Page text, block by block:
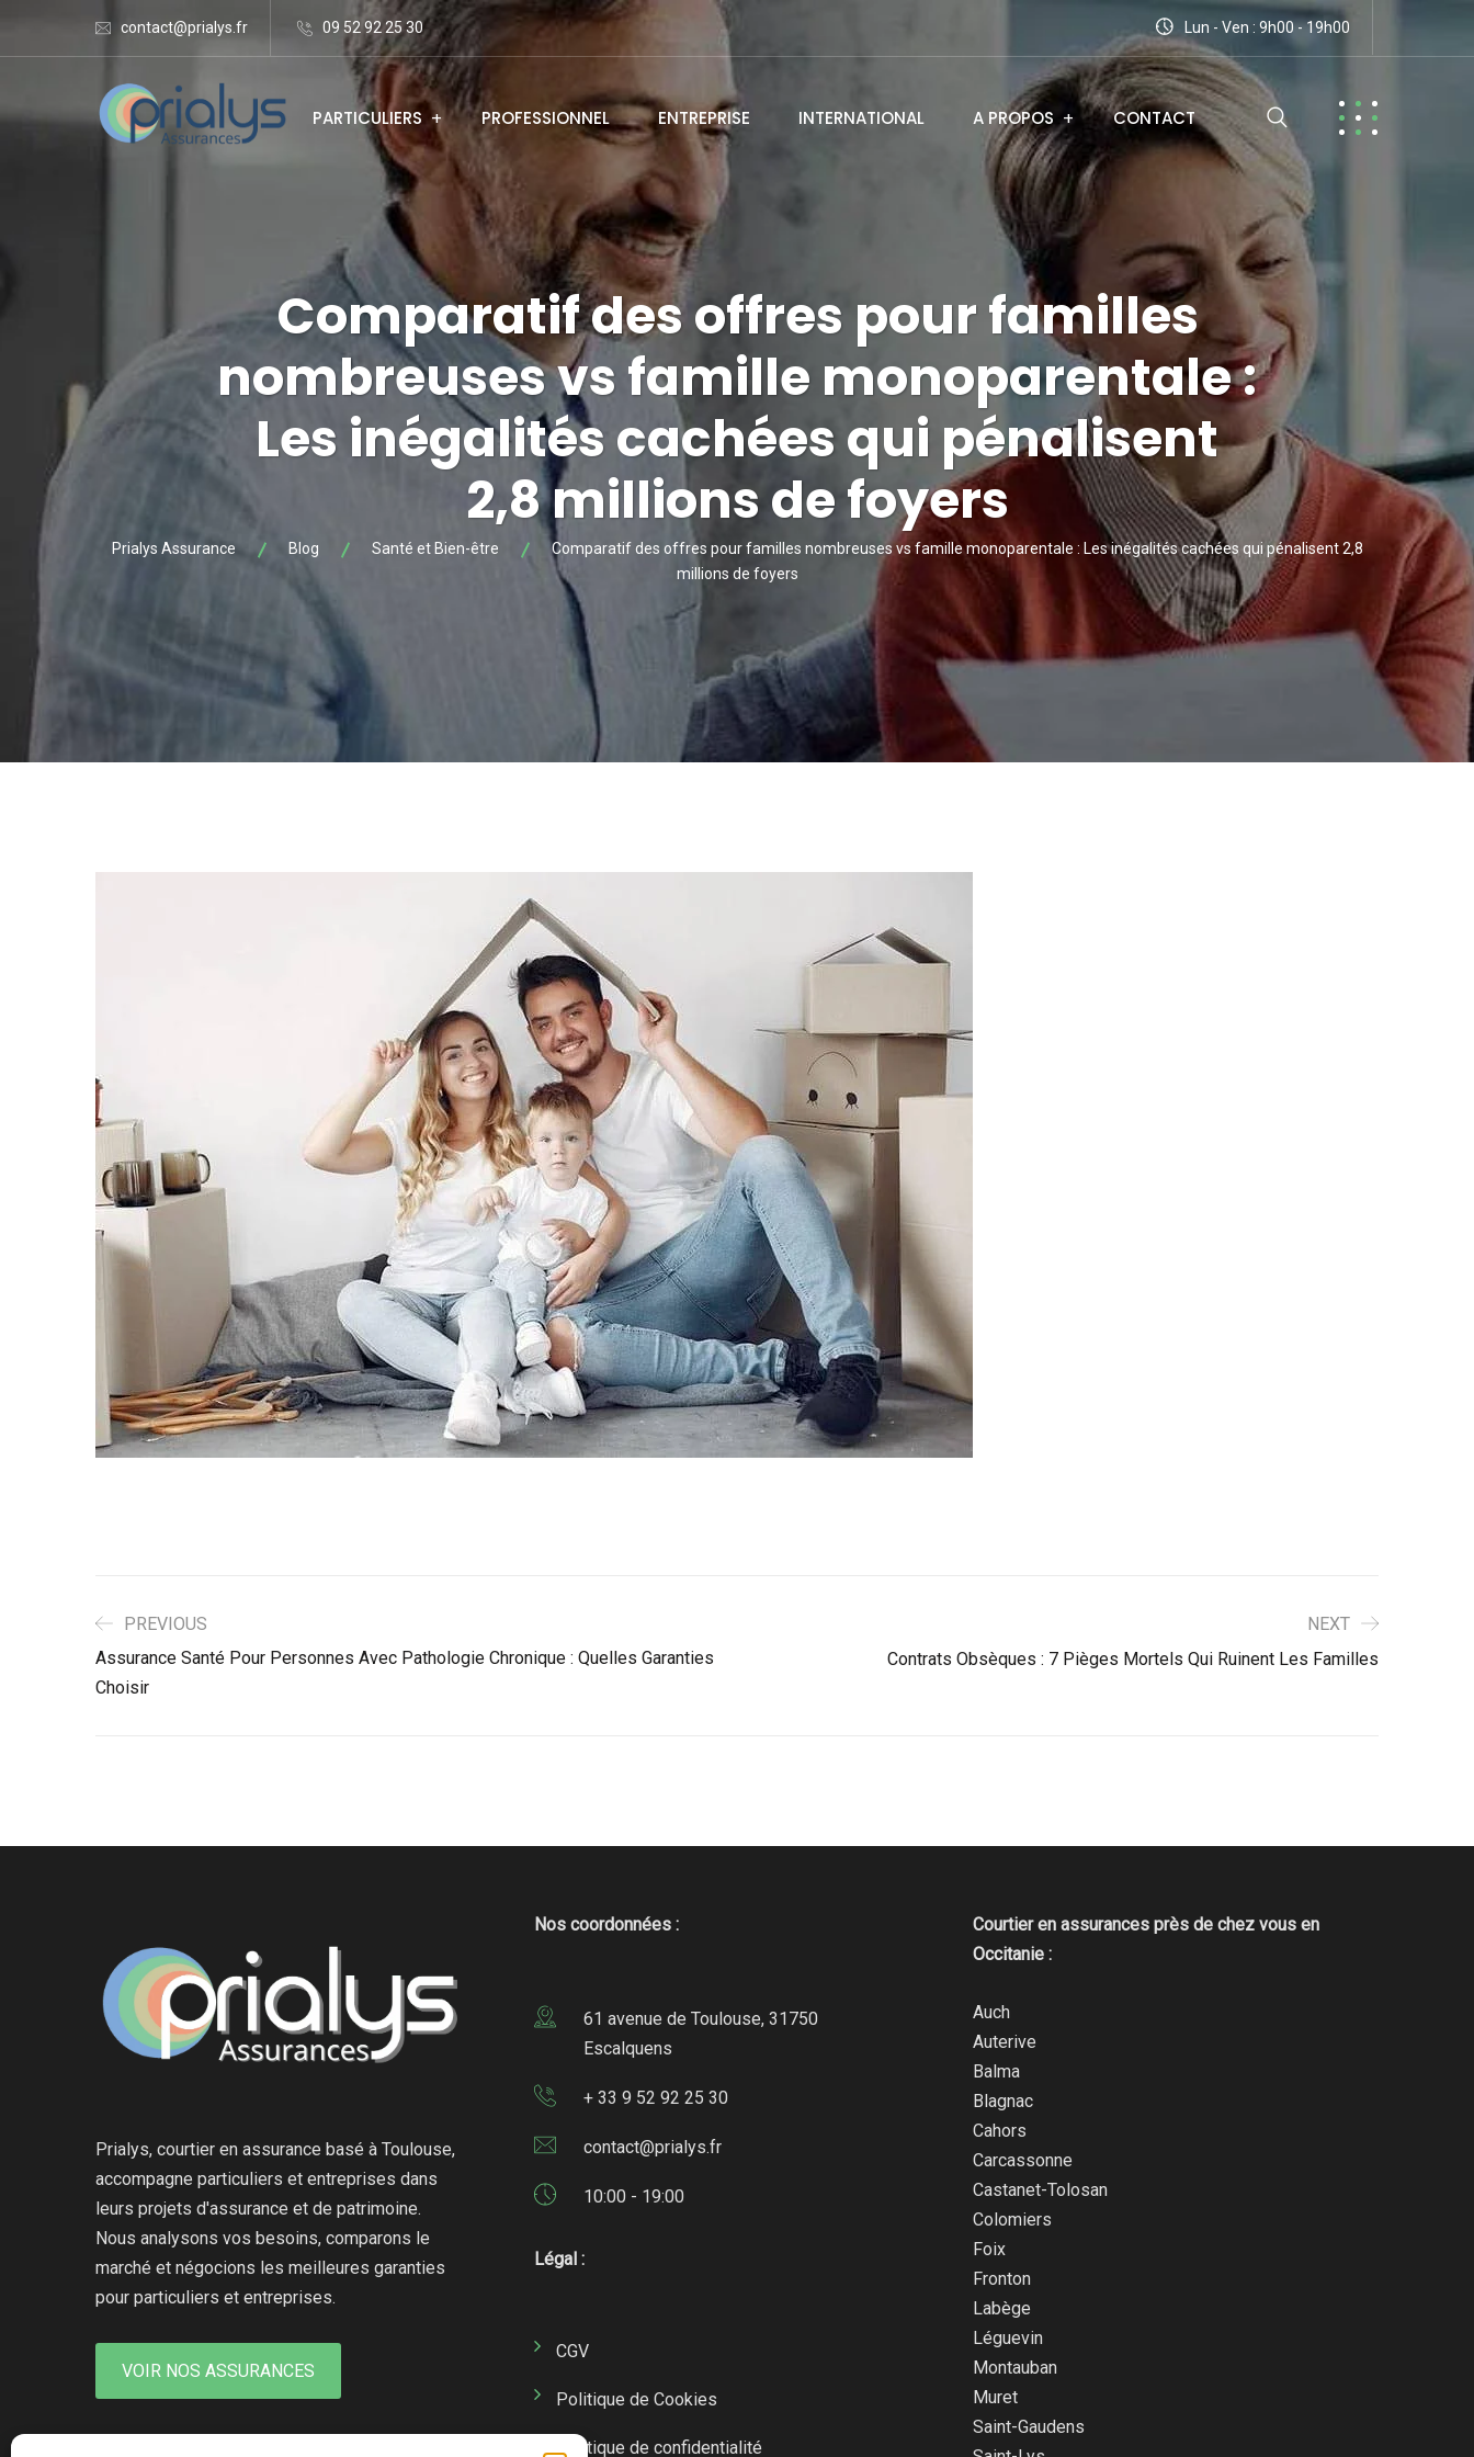
contact@prialys.fr 09 52 92 25 30 Lun - Ven : 9h00 - 19h00
PARTICULIERS PROFESSIONNEL ENTREPRISE INTERNATIONAL A PROPOS CONTACT
Comparatif des offres pour familles
nombreuses vs famille monoparentale :
Les inégalités cachées qui pénalisent
2,8 millions de foyers
Prialys Assurance Blog Santé et Bien-être
Comparatif des offres pour familles nombreuses vs famille monoparentale : Les inégalités cachées qui pénalisent 2,8
millions de foyers
PREVIOUS
Assurance Santé Pour Personnes Avec Pathologie Chronique : Quelles Garanties
Choisir
NEXT
Contrats Obsèques : 7 Pièges Mortels Qui Ruinent Les Familles
Prialys, courtier en assurance basé à Toulouse,
accompagne particuliers et entreprises dans
leurs projets d'assurance et de patrimoine.
Nous analysons vos besoins, comparons le
marché et négocions les meilleures garanties
pour particuliers et entreprises.
VOIR NOS ASSURANCES
Nos coordonnées :
61 avenue de Toulouse, 31750
Escalquens
+ 33 9 52 92 25 30
contact@prialys.fr
10:00 - 19:00
Légal :
CGV
Politique de Cookies
Politique de confidentialité
Courtier en assurances près de chez vous en
Occitanie :
Auch
Auterive
Balma
Blagnac
Cahors
Carcassonne
Castanet-Tolosan
Colomiers
Foix
Fronton
Labège
Léguevin
Montauban
Muret
Saint-Gaudens